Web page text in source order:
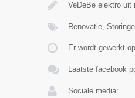
VeDeBe elektro uit
Renovatie,
Er wordt gewerkt
Laatste facebook
Sociale media: